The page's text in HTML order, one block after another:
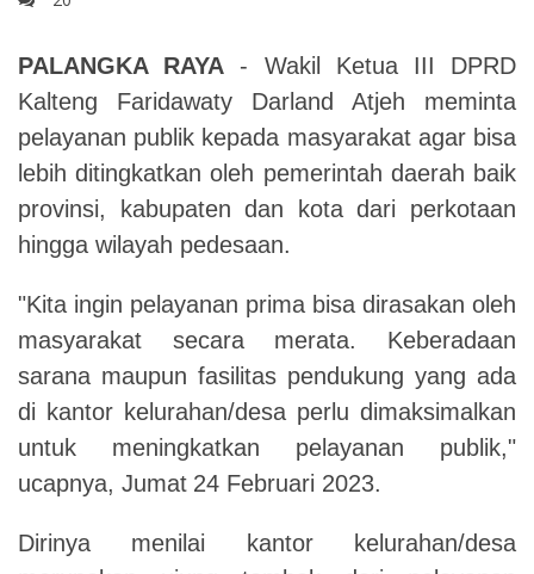
PALANGKA RAYA - Wakil Ketua III DPRD
Kalteng Faridawaty Darland Atjeh meminta
pelayanan publik kepada masyarakat agar bisa
lebih ditingkatkan oleh pemerintah daerah baik
provinsi, kabupaten dan kota dari perkotaan
hingga wilayah pedesaan.
"Kita ingin pelayanan prima bisa dirasakan oleh
masyarakat secara merata. Keberadaan
sarana maupun fasilitas pendukung yang ada
di kantor kelurahan/desa perlu dimaksimalkan
untuk meningkatkan pelayanan publik,"
ucapnya, Jumat 24 Februari 2023.
Dirinya menilai kantor kelurahan/desa